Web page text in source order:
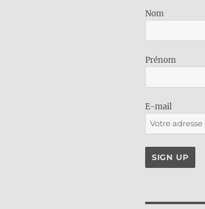
Nom
Prénom
E-mail